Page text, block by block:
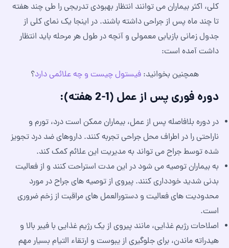
کلی، اکثر بیماران می توانند انتظار بهبودی تدریجی را طی چند هفته
تا چند ماه پس از جراحی داشته باشند. در اینجا یک نمای کلی از
جدول زمانی بازیابی معمولی و آنچه در طول هر مرحله باید انتظار
داشت آمده است:
همچنین بخوانید:فیستول چیست و چه علائمی دارد؟
دوره فوری پس از عمل (1-2 هفته):
در دوره بلافاصله پس از عمل، بیماران ممکن است درد، تورم و
ناراحتی را در اطراف محل جراحی تجربه کنند. داروهای ضد درد تجویز
شده توسط جراح می تواند به مدیریت این علائم کمک کند.
به بیماران توصیه می شود در این مدت استراحت کنند و از فعالیت
بدنی شدید خودداری کنند. پیروی از توصیه های جراح در مورد
محدودیت های فعالیت و دستورالعمل های مراقبت از زخم ضروری
است.
اصلاحات رژیم غذایی، مانند پیروی از یک رژیم غذایی با فیبر بالا و
هیدراته ماندن، برای جلوگیری از یبوست و ارتقاء التیام بسیار مهم